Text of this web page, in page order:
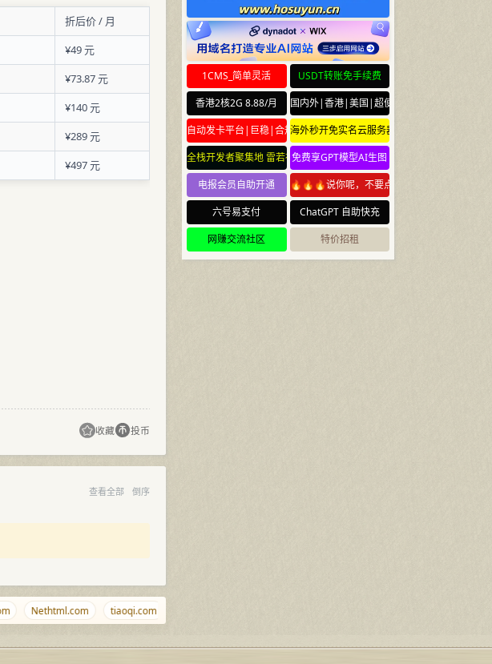
折后价 / 月
¥49 元
¥73.87 元
¥140 元
¥289 元
¥497 元
收藏 投币
查看全部 倒序
Nethtml.com tiaoqi.com
1CMS_简单灵活
USDT转账免手续费
香港2核2G 8.88/月
国内外|香港|美国|超便宜云服务器
自动发卡平台|巨稳|合规海外秒开免实名云服务器
全栈开发者聚集地 雷若社区 leiruo.com
免费享GPT模型AI生图
电报会员自助开通
🔥🔥🔥说你呢，不要点🔥🔥🔥
六号易支付
ChatGPT 自助快充
网赚交流社区
特价招租